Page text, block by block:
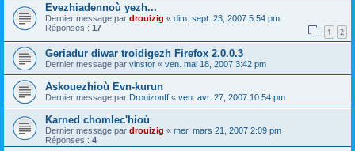
Evezhiadennoù yezh...
Dernier message par drouizig « dim. sept. 23, 2007 5:54 pm
Réponses : 17 1 2
Geriadur diwar troidigezh Firefox 2.0.0.3
Dernier message par vinstor « ven. mai 18, 2007 3:42 pm
Askouezhioù Evn-kurun
Dernier message par Drouizonff « ven. avr. 27, 2007 10:54 pm
Karned chomlec'hioù
Dernier message par drouizig « mer. mars 21, 2007 2:09 pm
Réponses : 4